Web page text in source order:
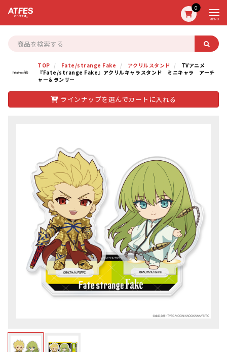
0
MENU
TOP Fate/strange Fake アクリルスタンド
TVアニメ
『Fate/strange Fake』アクリルキャラスタンド ミニキャラ アーチ
ャー＆ランサー
ラインナップを選んでカートに入れる